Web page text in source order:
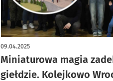
Miniaturowa magia
giełdzie. Kolejkowo
09.04.2025